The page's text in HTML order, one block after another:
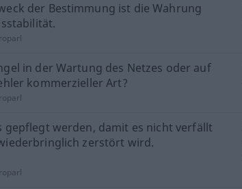
der Bestimmung ist die Wahrung
in der Wartung des Netzes oder auf
kommerzieller Art?
gepflegt werden, damit es nicht verfällt
zerstört wird.